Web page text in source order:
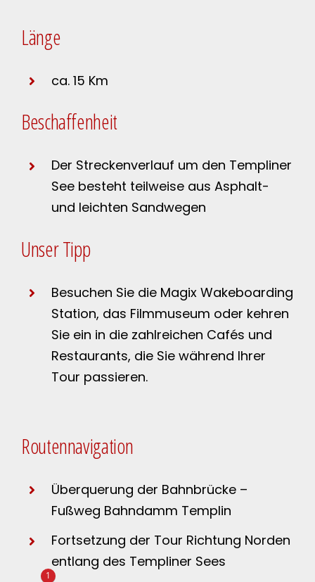
Länge
ca. 15 Km
Beschaffenheit
Der Streckenverlauf um den Templiner
See besteht teilweise aus Asphalt-
und leichten Sandwegen
Unser Tipp
Besuchen Sie die Magix Wakeboarding
Station, das Filmmuseum oder kehren
Sie ein in die zahlreichen Cafés und
Restaurants, die Sie während Ihrer
Tour passieren.
Routennavigation
Überquerung der Bahnbrücke –
Fußweg Bahndamm Templin
Fortsetzung der Tour Richtung Norden
entlang des Templiner Sees
1